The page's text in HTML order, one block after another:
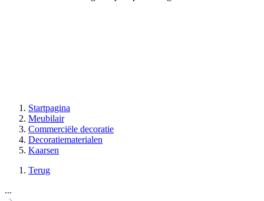
Startpagina
Meubilair
Commerciële decoratie
Decoratiematerialen
Kaarsen
Terug
...